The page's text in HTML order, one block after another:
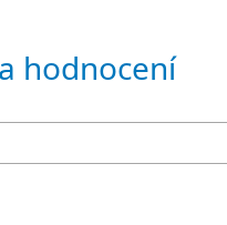
hodnocení